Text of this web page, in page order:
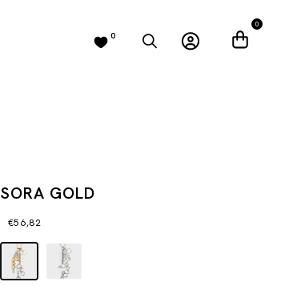
0
0
SORA GOLD
€56,82